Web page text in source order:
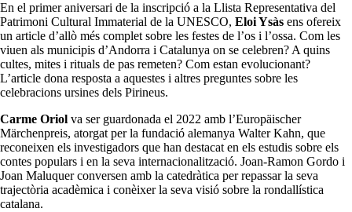
En el primer aniversari de la inscripció a la Llista Representativa del
Patrimoni Cultural Immaterial de la UNESCO, Eloi Ysàs ens ofereix
un article d’allò més complet sobre les festes de l’os i l’ossa. Com les
viuen als municipis d’Andorra i Catalunya on se celebren? A quins
cultes, mites i rituals de pas remeten? Com estan evolucionant?
L’article dona resposta a aquestes i altres preguntes sobre les
celebracions ursines dels Pirineus.
Carme Oriol va ser guardonada el 2022 amb l’Europäischer
Märchenpreis, atorgat per la fundació alemanya Walter Kahn, que
reconeixen els investigadors que han destacat en els estudis sobre els
contes populars i en la seva internacionalització. Joan-Ramon Gordo i
Joan Maluquer conversen amb la catedràtica per repassar la seva
trajectòria acadèmica i conèixer la seva visió sobre la rondallística
catalana.